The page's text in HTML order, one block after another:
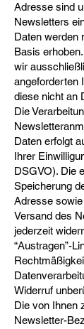
Adresse sind
Newsletters
Daten werden
Basis
wir
angeforderten
diese nicht an
Die
Daten erfolgt
Ihrer
DSGVO). Die
Speicherung
Adresse
Versand des
jederzeit
“Austragen”-
Widerruf
Die von Ihnen
Newsletter-